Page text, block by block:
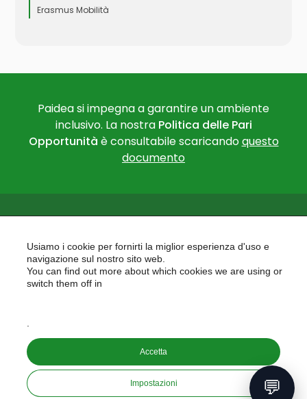
Erasmus Mobilità
Paidea si impegna a garantire un ambiente
inclusivo. La nostra Politica delle Pari
Opportunità è consultabile scaricandoquesto
documento
PAIDEA
PAIDEA S.A.S. - Capitale sociale 10.000€ i.v.
Riproduzione Vietata
💬
Usiamo i cookie per fornirti la miglior esperienza d'uso e
navigazione sul nostro sito web.
You can find out more about which cookies we are using or
switch them off in
Accetta
Impostazioni